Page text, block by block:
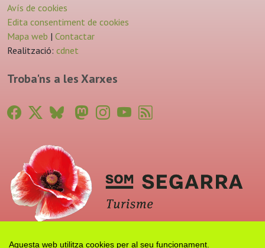
Aquesta web utilitza cookies per al seu funcionament.
Avís de cookies
Edita consentiment de cookies
Mapa web | Contactar
Realització: cdnet
Troba'ns a les Xarxes